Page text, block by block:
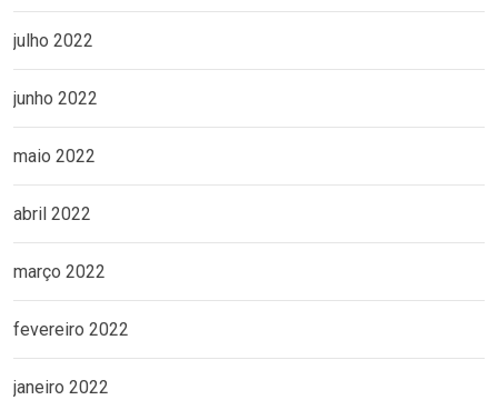
julho 2022
junho 2022
maio 2022
abril 2022
março 2022
fevereiro 2022
janeiro 2022